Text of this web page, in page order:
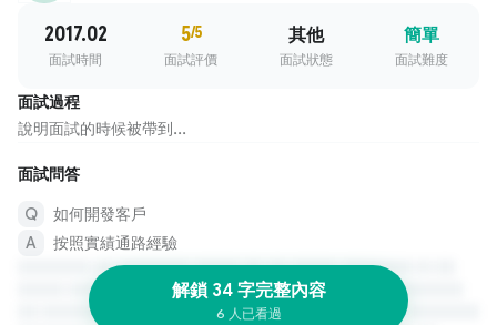
2017.02
面試時間
5/5
面試評價
其他
面試狀態
簡單
面試難度
面試過程
說明面試的時候被帶到...
面試問答
如何開發客戶
按照實績通路經驗
解鎖 34 字完整內容
6 人已看過